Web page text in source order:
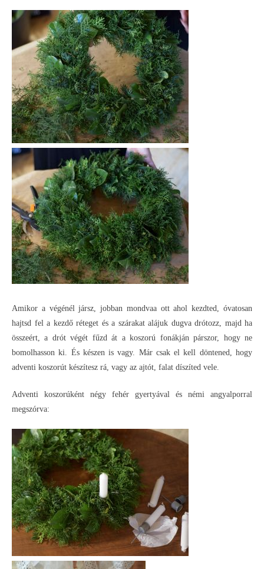
Amikor a végénél jársz, jobban mondvaa ott ahol kezdted, óvatosan
hajtsd fel a kezdő réteget és a szárakat alájuk dugva drótozz, majd ha
összeért, a drót végét fűzd át a koszorú fonákján párszor, hogy ne
bomolhasson ki. És készen is vagy. Már csak el kell döntened, hogy
adventi koszorút készítesz rá, vagy az ajtót, falat díszíted vele.
Adventi koszorúként négy fehér gyertyával és némi angyalporral
megszórva: